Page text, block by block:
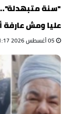
"سنة متبهدلة"..
عليا ومش